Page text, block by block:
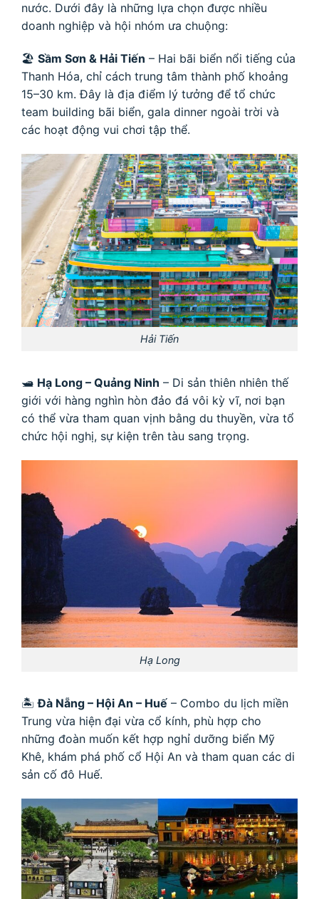
nước. Dưới đây là những lựa chọn được nhiều
doanh nghiệp và hội nhóm ưa chuộng:
🏖 Sầm Sơn & Hải Tiến – Hai bãi biển nổi tiếng của
Thanh Hóa, chỉ cách trung tâm thành phố khoảng
15–30 km. Đây là địa điểm lý tưởng để tổ chức
team building bãi biển, gala dinner ngoài trời và
các hoạt động vui chơi tập thể.
Hải Tiến
🛥 Hạ Long – Quảng Ninh – Di sản thiên nhiên thế
giới với hàng nghìn hòn đảo đá vôi kỳ vĩ, nơi bạn
có thể vừa tham quan vịnh bằng du thuyền, vừa tổ
chức hội nghị, sự kiện trên tàu sang trọng.
Hạ Long
🏝Đà Nẵng – Hội An – Huế – Combo du lịch miền
Trung vừa hiện đại vừa cổ kính, phù hợp cho
những đoàn muốn kết hợp nghỉ dưỡng biển Mỹ
Khê, khám phá phố cổ Hội An và tham quan các di
sản cố đô Huế.